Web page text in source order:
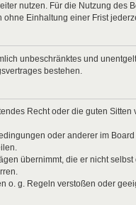
nutzen. Für die Nutzung
Einhaltung einer Frist
unbeschränktes und
bestehen.
Recht oder die guten
oder anderer im
übernimmt, die er nicht
g. Regeln verstoßen oder